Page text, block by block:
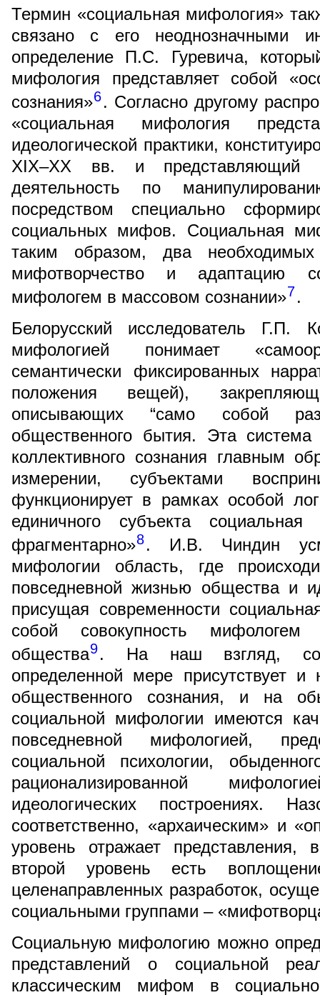
Термин «социальная мифология»
связано с его неоднозначными
определение П.С. Гуревича,
мифология представляет собой
сознания»6. Согласно другому
«социальная мифология
идеологической практики,
XIX–XX вв. и представляющий
деятельность по
посредством специально
социальных мифов. Социальная
таким образом, два необходимых
мифотворчество и адаптацию
мифологем в массовом сознании»7.
Белорусский исследователь Г.П.
мифологией понимает
семантически фиксированных
положения вещей),
описывающих “само собой
общественного бытия. Эта
коллективного сознания главным
измерении, субъектами
функционирует в рамках особой
единичного субъекта
фрагментарно»8. И.В. Чиндин
мифологии область, где
повседневной жизнью общества и
присущая современности
собой совокупность мифологем
общества9. На наш взгляд,
определенной мере присутствует и
общественного сознания, и на
социальной мифологии имеются
повседневной мифологией,
социальной психологии,
рационализированной
идеологических построениях.
соответственно, «архаическим» и
уровень отражает представления,
второй уровень есть
целенаправленных разработок,
социальными группами –
Социальную мифологию можно
представлений о социальной
классическим мифом в